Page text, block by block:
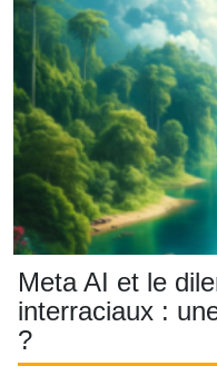
Meta AI et le
interraciaux :
?